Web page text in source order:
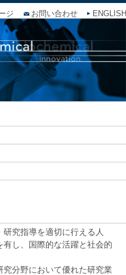
ジ お問い合わせ ENGLISH
究指導を適切に行える人
有し、国際的な活躍と社会的
究分野において優れた研究業